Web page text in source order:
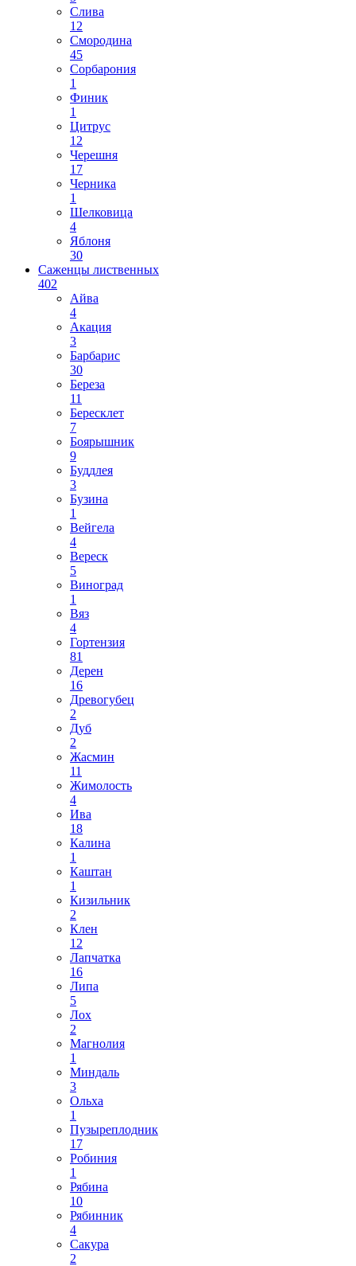
Слива
12
Смородина
45
Сорбарония
1
Финик
1
Цитрус
12
Черешня
17
Черника
1
Шелковица
4
Яблоня
30
Саженцы лиственных
402
Айва
4
Акация
3
Барбарис
30
Береза
11
Бересклет
7
Боярышник
9
Буддлея
3
Бузина
1
Вейгела
4
Вереск
5
Виноград
1
Вяз
4
Гортензия
81
Дерен
16
Древогубец
2
Дуб
2
Жасмин
11
Жимолость
4
Ива
18
Калина
1
Каштан
1
Кизильник
2
Клен
12
Лапчатка
16
Липа
5
Лох
2
Магнолия
1
Миндаль
3
Ольха
1
Пузыреплодник
17
Робиния
1
Рябина
10
Рябинник
4
Сакура
2